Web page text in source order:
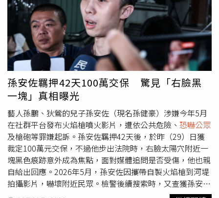
人方駿認為小孩都是她寵出來的，也提到：「餵（飯）餵到
12歲、一起睡到15歲，我說妳神經病喔！有這樣寵小孩的
嗎？」並表示狄鶯和孫鵬都是怪咖。方駿希望孫安佐未來能
夠安分守己，「不要再玩那些奇奇怪怪、危險的東西」。狄
鶯一早也在臉書上曬出自己用AI做成的美照15秒輪播影片，
背景音樂歌詞唱著：「人生何必強求滿分圓滿，知足就夠熬
過所有難堪，不糾結從前，不假設遺憾，任由時光慢慢撫
平」疑似抒發近日心情，貼文一出不少網友都留言稱讚，
「你不用AI，年輕時的你就打趴一堆人」、「不要用AI，本
人就很漂亮了」、「漂亮的狄鶯，真的很美」。
孫安佐羈押42天100萬交保 驚見「右臉黑
一塊」真相曝光
藝人孫鵬、狄鶯的兒子孫安佐（現名孫健豪）涉嫌今年5月
在社群平台發布火焰槍噴火影片，遭依公共危險、 恐嚇公眾
及槍砲等罪嫌起訴。孫安佐羈押42天後，於昨（29）日獲
裁定100萬元交保，不過他步出法院時，右臉太陽穴附近一
塊黑色痕跡意外成為焦點，面對媒體追問是否受傷，他也親
自給出回應。2026年5月，孫安佐因攜帶自製火焰槍到河堤
拍攝影片，嚇壞附近民眾。檢警後續搜索時，又查獲孫安佐
持具殺傷力的改造槍枝，遂依妨害公眾往來安全、恐嚇公眾